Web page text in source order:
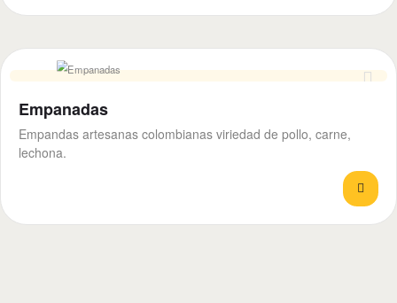
Empanadas
Empandas artesanas colombianas viriedad de pollo, carne,
lechona.